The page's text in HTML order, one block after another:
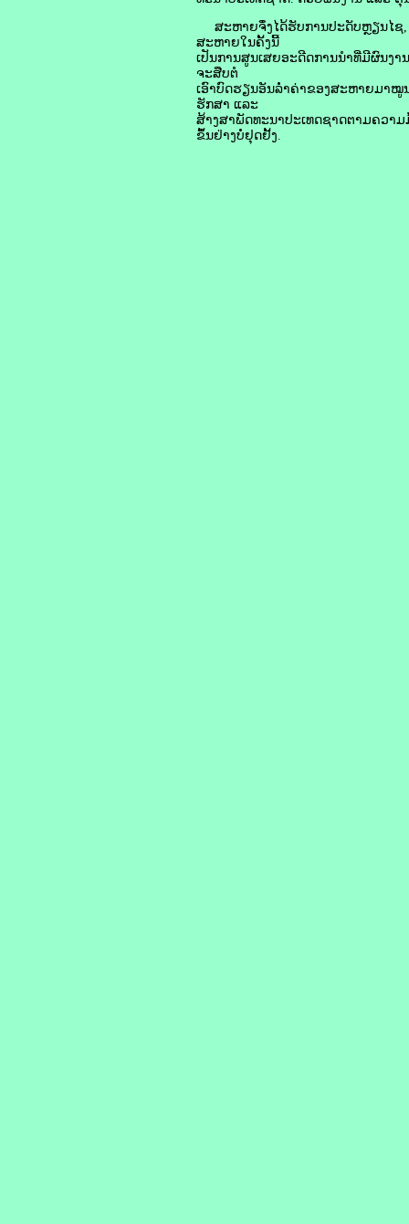
ສະຫາຍຈຶ່ງໄດ້ຮັບການປະດັບຫຼຽນໄຊ,
ສະຫາຍໃນຄັ້ງນີ້
ເປັນການສູນເສຍອະດີດການນຳທີ່ມີຜົນງ
ຈະສືບຕໍ
ເອົາບົດຮຽນອັນລ່ຳຄ່າຂອງສະຫາຍມາໝູ
ຮັກສາ ແລະ
ສ້າງສາພັດທະນາປະເທດຊາດຕາມຄວາ
ຂຶ້ນຢ່າງບໍ່ຢຸດຢັ້ງ.